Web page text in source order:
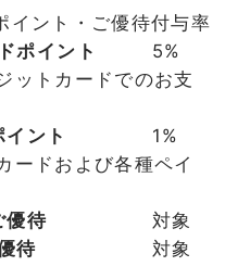
イント・ご優待付与率
ポイント
5%
ットカードでのお支
ント
1%
ードおよび各種ペイ
優待
対象
待
対象